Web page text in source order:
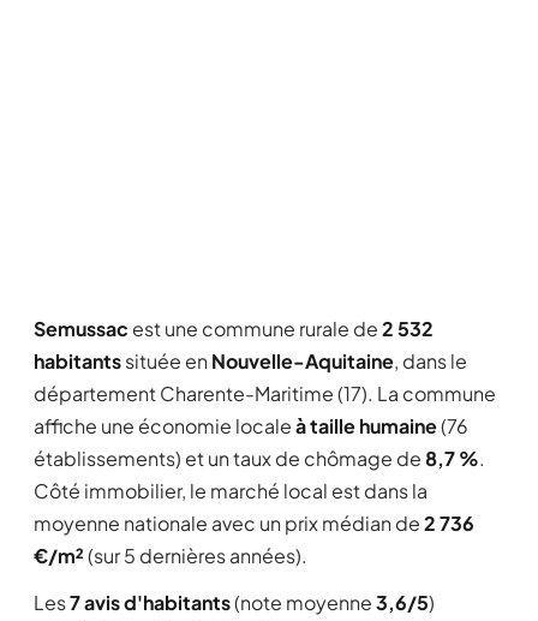
Semussac est une commune rurale de2 532
habitantssituée en Nouvelle-Aquitaine, dans le
département Charente-Maritime (17). La commune
affiche une économie localeà taille humaine(76
établissements) et un taux de chômage de8,7 %.
Côté immobilier, le marché local est dans la
moyenne nationale avec un prix médian de2 736
€/m²(sur 5 dernières années).
Les7 avis d'habitants(note moyenne3,6/5)